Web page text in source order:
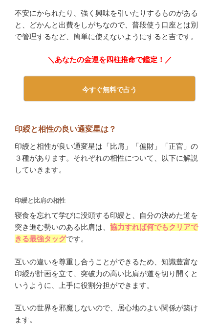
不安にかられたり、強く興味を引いたりするものがある
と、どかんと出費をしがちなので、普段使う口座とは別
で管理するなど、簡単に使えないようにすると吉です。
＼あなたの金運を四柱推命で鑑定！／
今すぐ無料で占う
印綬と相性の良い通変星は？
印綬と相性が良い通変星は「比肩」「偏財」「正官」の
３種があります。それぞれの相性について、以下に解説
していきます。
印綬と比肩の相性
寝食を忘れて学びに没頭する印綬と、自分の決めた道を
突き進む勢いのある比肩は、 協力すれば何でもクリアで
きる最強タッグです。
互いの違いを尊重し合うことができるため、知識豊富な
印綬が計画を立て、突破力の高い比肩が道を切り開くと
いうように、上手に役割分担ができます。
互いの世界を邪魔しないので、居心地のよい関係が築け
ます。